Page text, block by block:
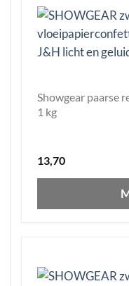
Showgear paarse
1 kg
13,70